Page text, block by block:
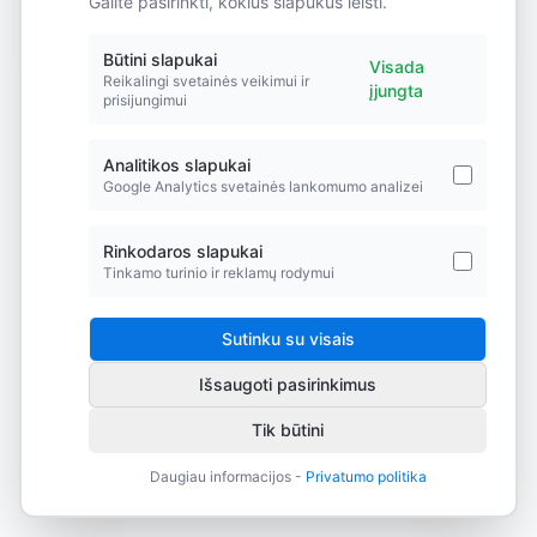
Būtini slapukai
Reikalingi svetainės veikimui ir
prisijungimui
Visada
įjungta
Analitikos slapukai
Google Analytics svetainės lankomumo analizei
Rinkodaros slapukai
Tinkamo turinio ir reklamų rodymui
Sutinku su visais
Išsaugoti pasirinkimus
Tik būtini
Daugiau informacijos - Privatumo politika